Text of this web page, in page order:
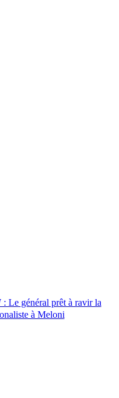
Le général prêt à ravir la
à Meloni